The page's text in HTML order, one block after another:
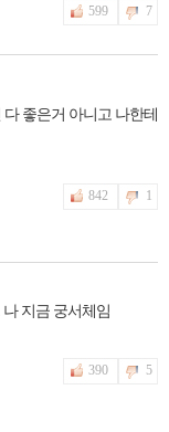
599 7
좋은거 아니고 나한테
842 1
지금 궁서체임
390 5